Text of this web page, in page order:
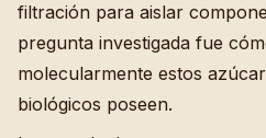
filtración para aislar
pregunta investigada fue
molecularmente estos
biológicos poseen.